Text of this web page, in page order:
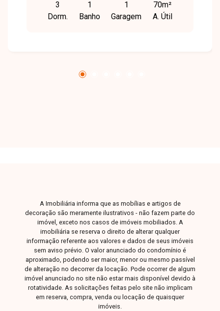
supermercados, escolas, farmácias, academias
e diversos comércios e serviços, o bairro
quartos, sendo 01 suíte, banheiro social, cozinha
3
Dorm.
1
Banho
1
Garagem
70m²
A. Útil
A Imobiliária informa que as mobílias e artigos de
decoração são meramente ilustrativos - não fazem parte do
imóvel, exceto nos casos de imóveis mobiliados. A
imobiliária se reserva o direito de alterar qualquer
informação referente aos valores e dados de seus imóveis
sem aviso prévio. O valor anunciado do condomínio é
aproximado, podendo ser maior, menor ou mesmo passível
de alteração no decorrer da locação. Pode ocorrer de algum
imóvel anunciado no site não estar mais disponível devido à
rotatividade. As solicitações feitas pelo site não implicam
em reserva, compra, venda ou locação de quaisquer
imóveis.